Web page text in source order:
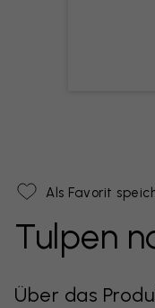
Als Favorit
Tulpen
Über das